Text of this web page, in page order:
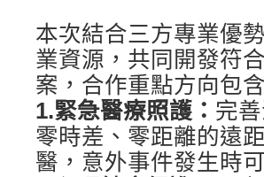
本次結合三方專業優
業資源，共同開發符
案，合作重點方向包含
1.緊急醫療照護： 完
零時差、零距離的遠
醫，意外事件發生時